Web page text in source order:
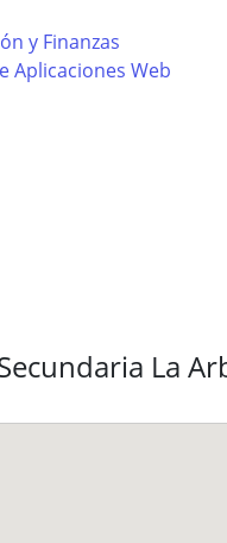
y Finanzas
Aplicaciones Web
La